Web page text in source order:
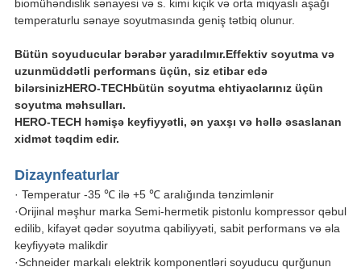
biomühəndislik sənayesi və s. kimi kiçik və orta miqyaslı aşağı
temperaturlu sənaye soyutmasında geniş tətbiq olunur.
Bütün soyuducular bərabər yaradılmır.Effektiv soyutma və
uzunmüddətli performans üçün, siz etibar edə
bilərsinizHERO-TECHbütün soyutma ehtiyaclarınız üçün
soyutma məhsulları.
HERO-TECH həmişə keyfiyyətli, ən yaxşı və həllə əsaslanan
xidmət təqdim edir.
Dizaynfeaturlar
· Temperatur -35 ℃ ilə +5 ℃ aralığında tənzimlənir
·Orijinal məşhur marka Semi-hermetik pistonlu kompressor qəbul
edilib, kifayət qədər soyutma qabiliyyəti, sabit performans və əla
keyfiyyətə malikdir
·Schneider markalı elektrik komponentləri soyuducu qurğunun